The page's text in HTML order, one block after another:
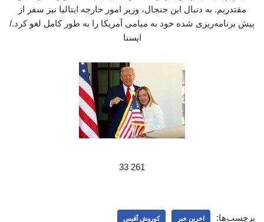
مقتدریم. به دنبال این جنجال، وزیر امور خارجه ایتالیا نیز سفر از
پیش برنامه‌ریزی شده خود به میامی آمریکا را به طور کامل لغو کرد./
ایسنا
261 33
برچسب‌ها: اخرین خبر کوروش آفیس